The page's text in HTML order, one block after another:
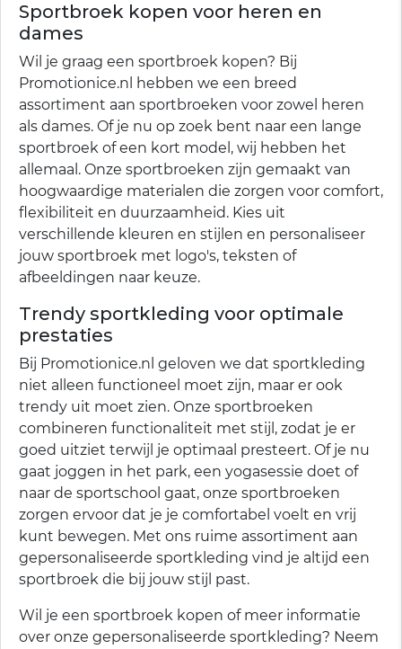
Sportbroek kopen voor heren en
dames
Wil je graag een sportbroek kopen? Bij
Promotionice.nl hebben we een breed
assortiment aan sportbroeken voor zowel heren
als dames. Of je nu op zoek bent naar een lange
sportbroek of een kort model, wij hebben het
allemaal. Onze sportbroeken zijn gemaakt van
hoogwaardige materialen die zorgen voor comfort,
flexibiliteit en duurzaamheid. Kies uit
verschillende kleuren en stijlen en personaliseer
jouw sportbroek met logo's, teksten of
afbeeldingen naar keuze.
Trendy sportkleding voor optimale
prestaties
Bij Promotionice.nl geloven we dat sportkleding
niet alleen functioneel moet zijn, maar er ook
trendy uit moet zien. Onze sportbroeken
combineren functionaliteit met stijl, zodat je er
goed uitziet terwijl je optimaal presteert. Of je nu
gaat joggen in het park, een yogasessie doet of
naar de sportschool gaat, onze sportbroeken
zorgen ervoor dat je je comfortabel voelt en vrij
kunt bewegen. Met ons ruime assortiment aan
gepersonaliseerde sportkleding vind je altijd een
sportbroek die bij jouw stijl past.
Wil je een sportbroek kopen of meer informatie
over onze gepersonaliseerde sportkleding? Neem